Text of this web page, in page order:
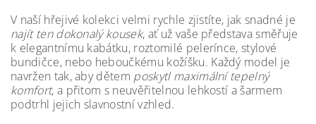
V naší hřejivé kolekci velmi rychle zjistíte, jak snadné je
najít ten dokonalý kousek, ať už vaše představa směřuje
k elegantnímu kabátku, roztomilé pelerínce, stylové
bundičce, nebo heboučkému kožíšku. Každý model je
navržen tak, aby dětem poskytl maximální tepelný
komfort, a přitom s neuvěřitelnou lehkostí a šarmem
podtrhl jejich slavnostní vzhled.